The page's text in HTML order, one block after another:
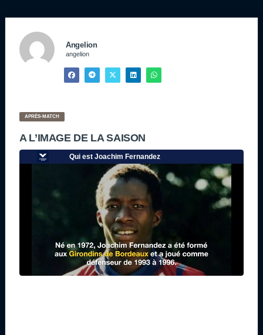
Angelion
angelion
APRÈS-MATCH
A L’IMAGE DE LA SAISON